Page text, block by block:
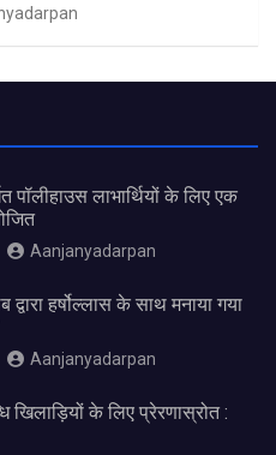
पॉलीहाउस लाभार्थियों के लिए एक
Aanjanyadarpan
हर्षोल्लास के साथ मनाया गया
Aanjanyadarpan
खिलाड़ियों के लिए प्रेरणास्रोत :